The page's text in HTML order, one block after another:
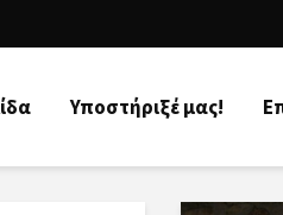
Υποστήριξέ μας!